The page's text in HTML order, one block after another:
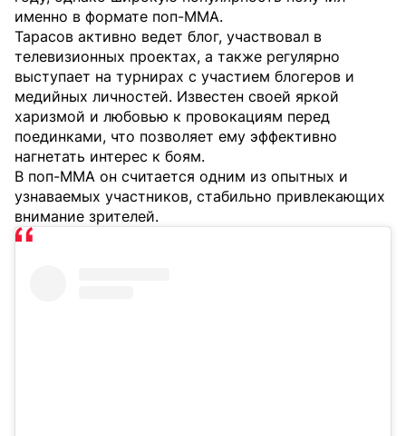
именно в формате поп-ММА.
Тарасов активно ведет блог, участвовал в
телевизионных проектах, а также регулярно
выступает на турнирах с участием блогеров и
медийных личностей. Известен своей яркой
харизмой и любовью к провокациям перед
поединками, что позволяет ему эффективно
нагнетать интерес к боям.
В поп-ММА он считается одним из опытных и
узнаваемых участников, стабильно привлекающих
внимание зрителей.